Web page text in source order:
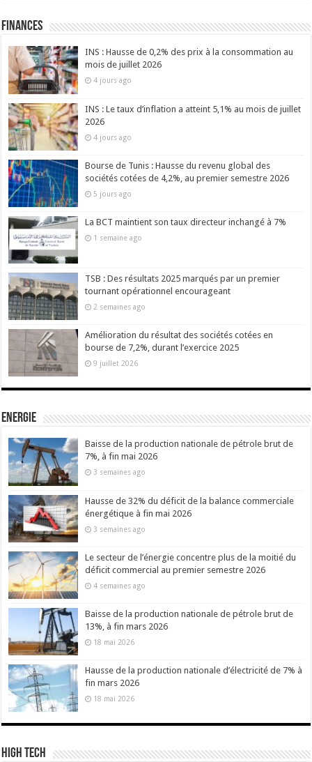
Finances
INS : Hausse de 0,2% des prix à la consommation au
mois de juillet 2026
4 jours ago
INS : Le taux d’inflation a atteint 5,1% au mois de juillet
2026
4 jours ago
Bourse de Tunis : Hausse du revenu global des
sociétés cotées de 4,2%, au premier semestre 2026
5 jours ago
La BCT maintient son taux directeur inchangé à 7%
1 semaine ago
TSB : Des résultats 2025 marqués par un premier
tournant opérationnel encourageant
2 semaines ago
Amélioration du résultat des sociétés cotées en
bourse de 7,2%, durant l’exercice 2025
9 juillet 2026
Energie
Baisse de la production nationale de pétrole brut de
7%, à fin mai 2026
3 semaines ago
Hausse de 32% du déficit de la balance commerciale
énergétique à fin mai 2026
3 semaines ago
Le secteur de l’énergie concentre plus de la moitié du
déficit commercial au premier semestre 2026
4 semaines ago
Baisse de la production nationale de pétrole brut de
13%, à fin mars 2026
18 mai 2026
Hausse de la production nationale d’électricité de 7% à
fin mars 2026
18 mai 2026
High Tech